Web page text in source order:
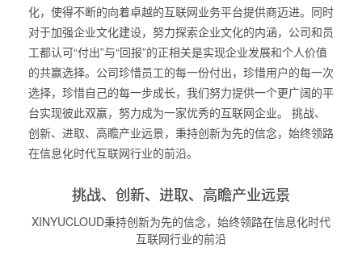
化，使得不断的向着卓越的互联网业务平台提供商迈进。同时
对于加强企业文化建设，努力探索企业文化的内涵，公司和员
工都认可“付出”与“回报”的正相关是实现企业发展和个人价值
的共赢选择。公司珍惜员工的每一份付出，珍惜用户的每一次
选择，珍惜自己的每一步成长，我们努力提供一个更广阔的平
台实现彼此双赢，努力成为一家优秀的互联网企业。 挑战、
创新、进取、高瞻产业远景，秉持创新为先的信念，始终领路
在信息化时代互联网行业的前沿。
挑战、创新、进取、高瞻产业远景
XINYUCLOUD秉持创新为先的信念，始终领路在信息化时代
互联网行业的前沿